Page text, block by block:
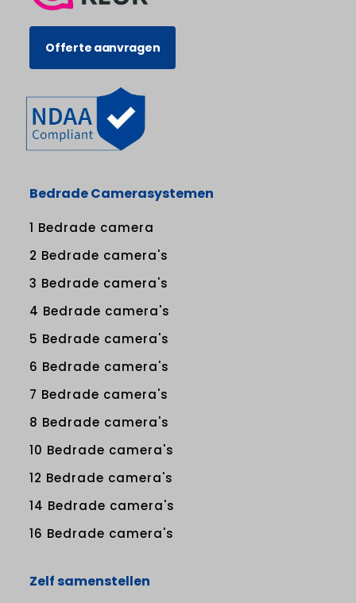
Offerte aanvragen
Bedrade Camerasystemen
1 Bedrade camera
2 Bedrade camera's
3 Bedrade camera's
4 Bedrade camera's
5 Bedrade camera's
6 Bedrade camera's
7 Bedrade camera's
8 Bedrade camera's
10 Bedrade camera's
12 Bedrade camera's
14 Bedrade camera's
16 Bedrade camera's
Zelf samenstellen